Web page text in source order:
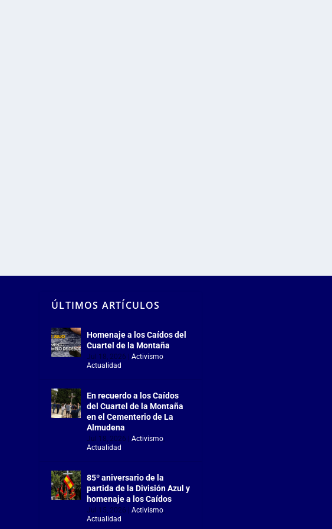
ÚLTIMOS ARTÍCULOS
Homenaje a los Caídos del
Cuartel de la Montaña
Jul 18, 2026 |Activismo,
Actualidad
En recuerdo a los Caídos
del Cuartel de la Montaña
en el Cementerio de La
Almudena
Jul 18, 2026 |Activismo,
Actualidad
85º aniversario de la
partida de la División Azul y
homenaje a los Caídos
Jul 15, 2026 |Activismo,
Actualidad